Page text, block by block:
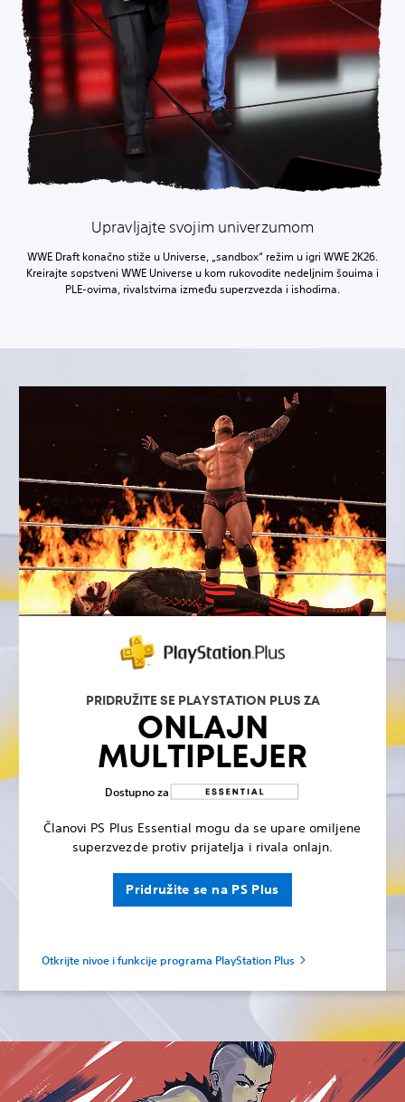
Upravljajte svojim univerzumom
WWE Draft konačno stiže u Universe, „sandbox“ režim u igri WWE 2K26.
Kreirajte sopstveni WWE Universe u kom rukovodite nedeljnim šouima i
PLE-ovima, rivalstvima između superzvezda i ishodima.
PRIDRUŽITE SE PLAYSTATION PLUS ZA
ONLAJN
MULTIPLEJER
Dostupno za
Članovi PS Plus Essential mogu da se upare omiljene
superzvezde protiv prijatelja i rivala onlajn.
Pridružite se na PS Plus
Otkrijte nivoe i funkcije programa PlayStation Plus